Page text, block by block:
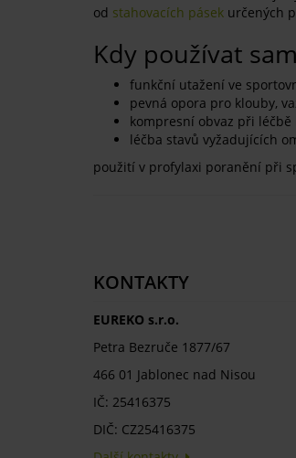
od stahovacích pásek určených
Kdy používat
funkční utažení ve
pevná opora pro klouby,
kompresní obvaz při
léčba stavů vyžadujících
použití v profylaxi poranění při
KONTAKTY
EUREKO s.r.o.
Petra Bezruče 1877/67
466 01 Jablonec nad Nisou
IČ: 25416375
DIČ: CZ25416375